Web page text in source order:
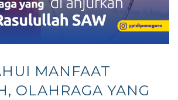
MANFAAT
OLAHRAGA YANG